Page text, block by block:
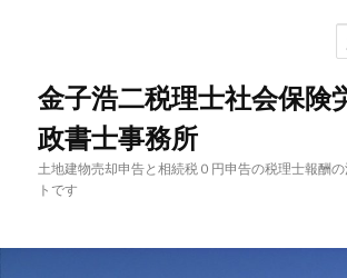
動
金子浩二税理士社会保険
政書士事務所
土地建物売却申告と相続税０円申告の税理士報酬
トです